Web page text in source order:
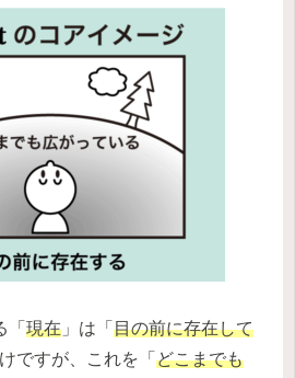
現在 」は「 目の前に存在して
ですが、これを「 どこまでも